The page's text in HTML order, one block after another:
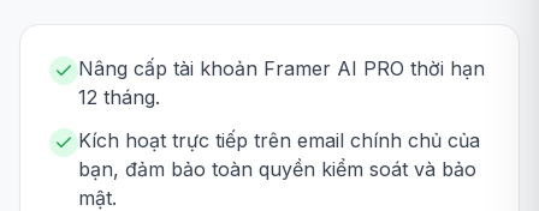
Nâng cấp tài khoản Framer AI PRO thời hạn
12 tháng.
Kích hoạt trực tiếp trên email chính chủ của
bạn, đảm bảo toàn quyền kiểm soát và bảo
mật.